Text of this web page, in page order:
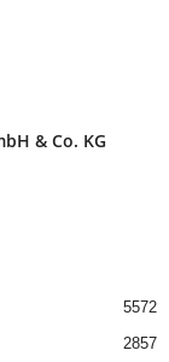
& Co. KG
5572
2857